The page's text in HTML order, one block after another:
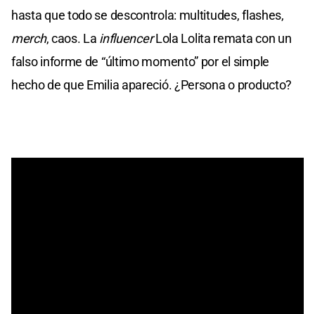
hasta que todo se descontrola: multitudes, flashes,
merch, caos. La influencerLola Lolita remata con un
falso informe de “último momento” por el simple
hecho de que Emilia apareció. ¿Persona o producto?